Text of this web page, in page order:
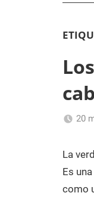
desde
de
Biología
20
La
Es
como